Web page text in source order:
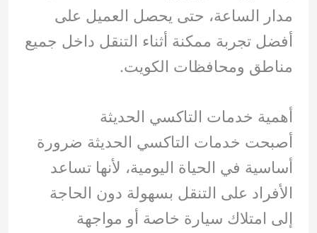
مدار الساعة، حتى يحصل العميل على
أفضل تجربة ممكنة أثناء التنقل داخل جميع
مناطق ومحافظات الكويت.
أهمية خدمات التاكسي الحديثة
أصبحت خدمات التاكسي الحديثة ضرورة
أساسية في الحياة اليومية، لأنها تساعد
الأفراد على التنقل بسهولة دون الحاجة
إلى امتلاك سيارة خاصة أو مواجهة